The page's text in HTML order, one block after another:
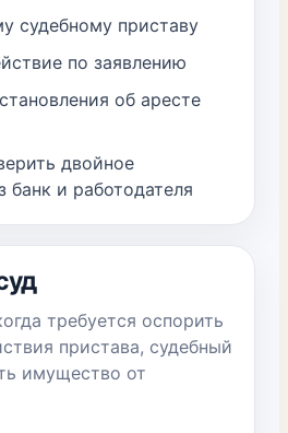
судебному приставу
по заявлению
об аресте
двойное
банк и работодателя
требуется оспорить
пристава, судебный
имущество от